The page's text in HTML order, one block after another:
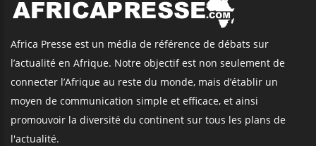
Africa Presse est un média de référence de débats sur
l’actualité en Afrique. Notre objectif est non seulement de
connecter l’Afrique au reste du monde, mais d’établir un
moyen de communication simple et efficace, et ainsi
promouvoir la diversité du continent sur tous les plans de
l'actualité.